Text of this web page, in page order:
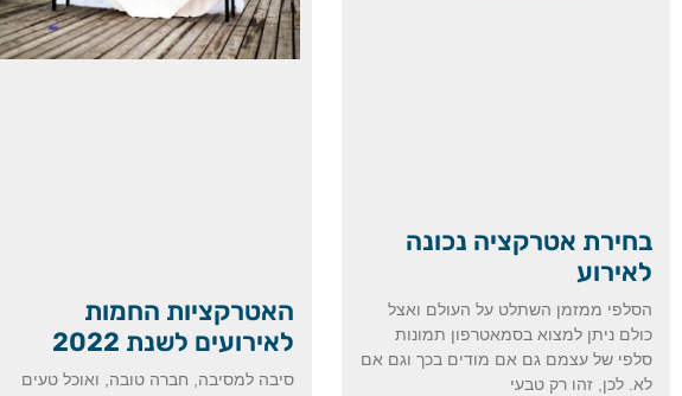
בחירת אטרקציה נכונה
לאירוע
הסלפי ממזמן השתלט על העולם ואצל
כולם ניתן למצוא בסמאטרפון תמונות
סלפי של עצמם גם אם מודים בכך וגם אם
לא. לכן, זהו רק טבעי
האטרקציות החמות
לאירועים לשנת 2022
סיבה למסיבה, חברה טובה, ואוכל טעים